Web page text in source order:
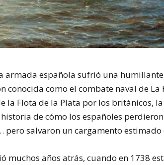
armada española sufrió una
conocida como el combate naval de
la Flota de la Plata por los británicos,
historia de cómo los españoles
pero salvaron un cargamento estimado
muchos años atrás, cuando en 1738